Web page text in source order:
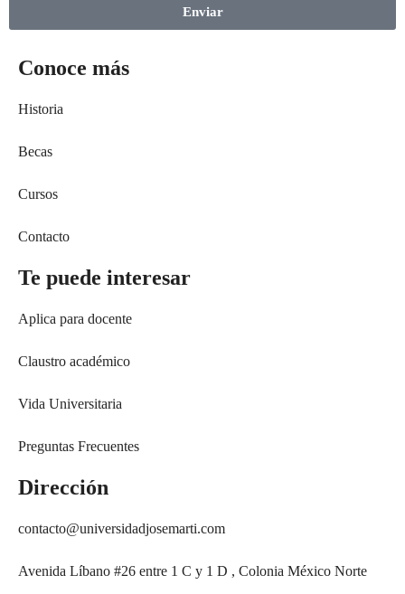
Enviar
Conoce más
Historia
Becas
Cursos
Contacto
Te puede interesar
Aplica para docente
Claustro académico
Vida Universitaria
Preguntas Frecuentes
Dirección
contacto@universidadjosemarti.com
Avenida Líbano #26 entre 1 C y 1 D , Colonia México Norte